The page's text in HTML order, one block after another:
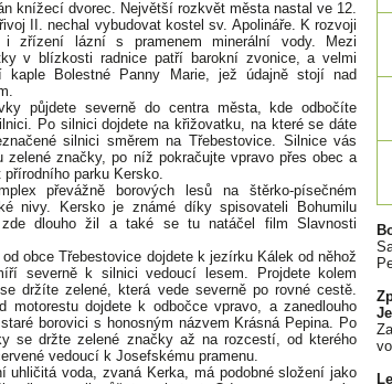
knížecí dvorec. Největší rozkvět města nastal ve 12.
II. nechal vybudovat kostel sv. Apolináře. K rozvoji
i zřízení lázní s pramenem minerální vody. Mezi
v blízkosti radnice patří barokní zvonice, a velmi
kaple Bolestné Panny Marie, jež údajně stojí nad
půjdete severně do centra města, kde odbočíte
Po silnici dojdete na křižovatku, na které se dáte
silnici směrem na Třebestovice. Silnice vás
zelené značky, po níž pokračujte vpravo přes obec a
parku Kersko.
převážně borových lesů na štěrko-písečném
nivy. Kersko je známé díky spisovateli Bohumilu
zde dlouho žil a také se tu natáčel film Slavnosti
obce Třebestovice dojdete k jezírku Kálek od něhož
severně k silnici vedoucí lesem. Projdete kolem
držíte zelené, která vede severně po rovné cestě.
motorestu dojdete k odbočce vpravo, a zanedlouho
borovici s honosným názvem Krásná Pepina. Po
se držte zelené značky až na rozcestí, od kterého
vedoucí k Josefskému pramenu.
uhličitá voda, zvaná Kerka, má podobné složení jako